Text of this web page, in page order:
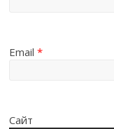
Email*
Сайт